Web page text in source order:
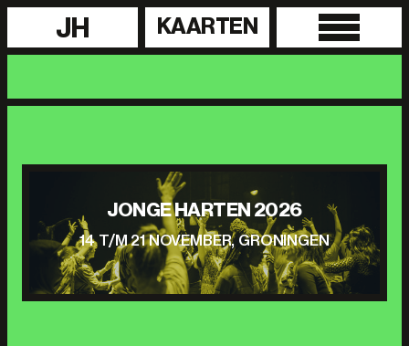
JH KAARTEN
JONGE HARTEN 2026
14 T/M 21 NOVEMBER, GRONINGEN